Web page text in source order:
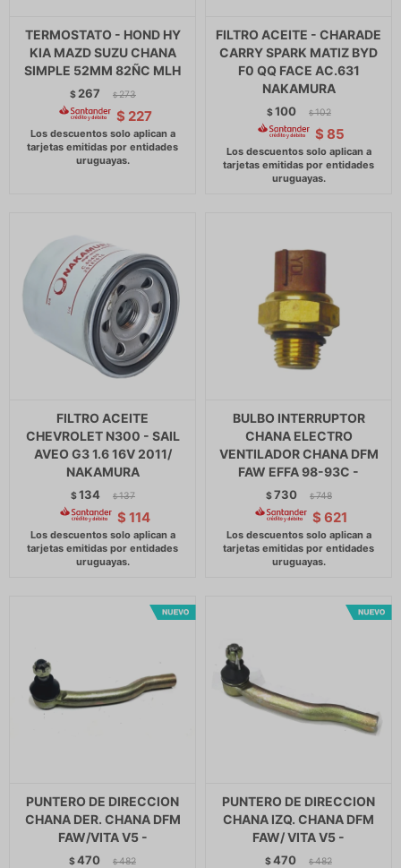
TERMOSTATO - HOND HY
KIA MAZD SUZU CHANA
SIMPLE 52MM 82ÑC MLH
$ 267 $ 273
$ 227
FILTRO ACEITE - CHARADE
CARRY SPARK MATIZ BYD
F0 QQ FACE AC.631
NAKAMURA
$100 $ 102
$ 85
FILTRO ACEITE
CHEVROLET N300 - SAIL
AVEO G3 1.6 16V 2011/
NAKAMURA
$134 $ 137
$ 114
BULBO INTERRUPTOR
CHANA ELECTRO
VENTILADOR CHANA DFM
FAW EFFA 98-93C -
$730 $ 748
$ 621
PUNTERO DE DIRECCION
CHANA DER. CHANA DFM
FAW/VITA V5 -
$470 $ 482
PUNTERO DE DIRECCION
CHANA IZQ. CHANA DFM
FAW/ VITA V5 -
$470 $ 482